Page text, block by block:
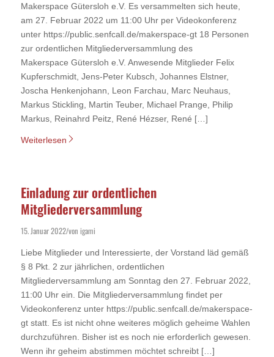
Makerspace Gütersloh e.V. Es versammelten sich heute,
am 27. Februar 2022 um 11:00 Uhr per Videokonferenz
unter https://public.senfcall.de/makerspace-gt 18 Personen
zur ordentlichen Mitgliederversammlung des
Makerspace Gütersloh e.V. Anwesende Mitglieder Felix
Kupferschmidt, Jens-Peter Kubsch, Johannes Elstner,
Joscha Henkenjohann, Leon Farchau, Marc Neuhaus,
Markus Stickling, Martin Teuber, Michael Prange, Philip
Markus, Reinahrd Peitz, René Hézser, René […]
Weiterlesen
Einladung zur ordentlichen
Mitgliederversammlung
15. Januar 2022/von igami
Liebe Mitglieder und Interessierte, der Vorstand läd gemäß
§ 8 Pkt. 2 zur jährlichen, ordentlichen
Mitgliederversammlung am Sonntag den 27. Februar 2022,
11:00 Uhr ein. Die Mitgliederversammlung findet per
Videokonferenz unter https://public.senfcall.de/makerspace-
gt statt. Es ist nicht ohne weiteres möglich geheime Wahlen
durchzuführen. Bisher ist es noch nie erforderlich gewesen.
Wenn ihr geheim abstimmen möchtet schreibt […]